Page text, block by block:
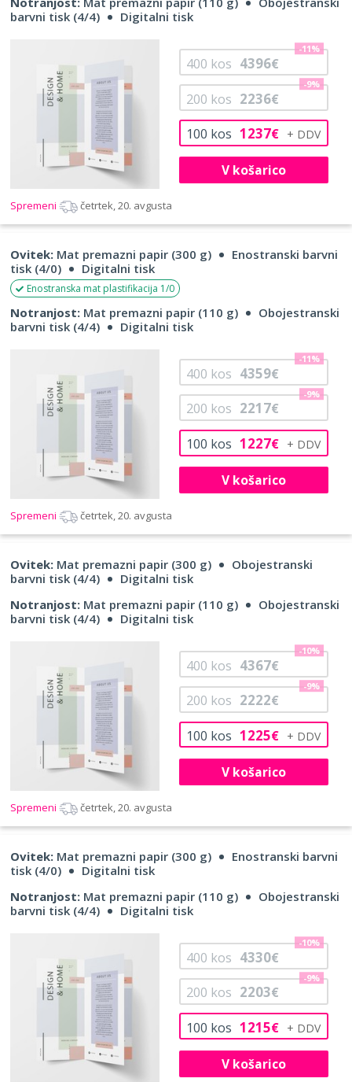
barvni tisk (4/4)
Digitalni tisk
100 kos 1237€
200 kos 2236€
-9%
400 kos 4396€
-11%
V košarico
Spremeni četrtek, 20. avgusta
Ovitek: Mat premazni papir (300 g)
Enostranski barvni
tisk (4/0)
Digitalni tisk
Enostranska mat plastifikacija 1/0
Notranjost: Mat premazni papir (110 g)
Obojestranski
barvni tisk (4/4)
Digitalni tisk
100 kos 1227€
200 kos 2217€
-9%
400 kos 4359€
-11%
V košarico
Spremeni četrtek, 20. avgusta
Ovitek: Mat premazni papir (300 g)
Obojestranski
barvni tisk (4/4)
Digitalni tisk
Notranjost: Mat premazni papir (110 g)
Obojestranski
barvni tisk (4/4)
Digitalni tisk
100 kos 1225€
200 kos 2222€
-9%
400 kos 4367€
-10%
V košarico
Spremeni četrtek, 20. avgusta
Ovitek: Mat premazni papir (300 g)
Enostranski barvni
tisk (4/0)
Digitalni tisk
Notranjost: Mat premazni papir (110 g)
Obojestranski
barvni tisk (4/4)
Digitalni tisk
100 kos 1215€
200 kos 2203€
-9%
400 kos 4330€
-10%
V košarico